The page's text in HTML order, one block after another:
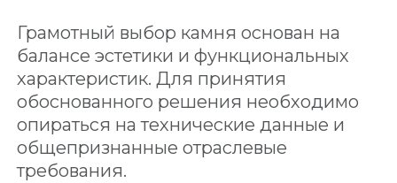
Грамотный выбор камня основан на
балансе эстетики и функциональных
характеристик. Для принятия
обоснованного решения необходимо
опираться на технические данные и
общепризнанные отраслевые
требования.